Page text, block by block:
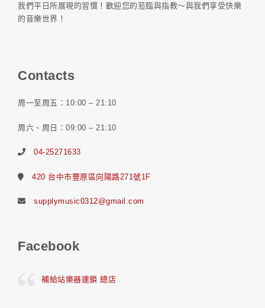
我們平日所展現的習慣！歡迎您的蒞臨與指教～與我們享受快樂
的音樂世界！
Contacts
周一至周五：10:00 – 21:10
周六、周日：09:00 – 21:10
04-25271633
420 台中市豐原區向陽路271號1F
supplymusic0312@gmail.com
Facebook
補給站樂器連鎖 總店